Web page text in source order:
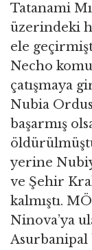
Tatanami
üzerindeki
ele
Necho
çatışmaya
Nubia
başarmış
yerine
ve Şehir
kalmıştı.
Ninova’ya